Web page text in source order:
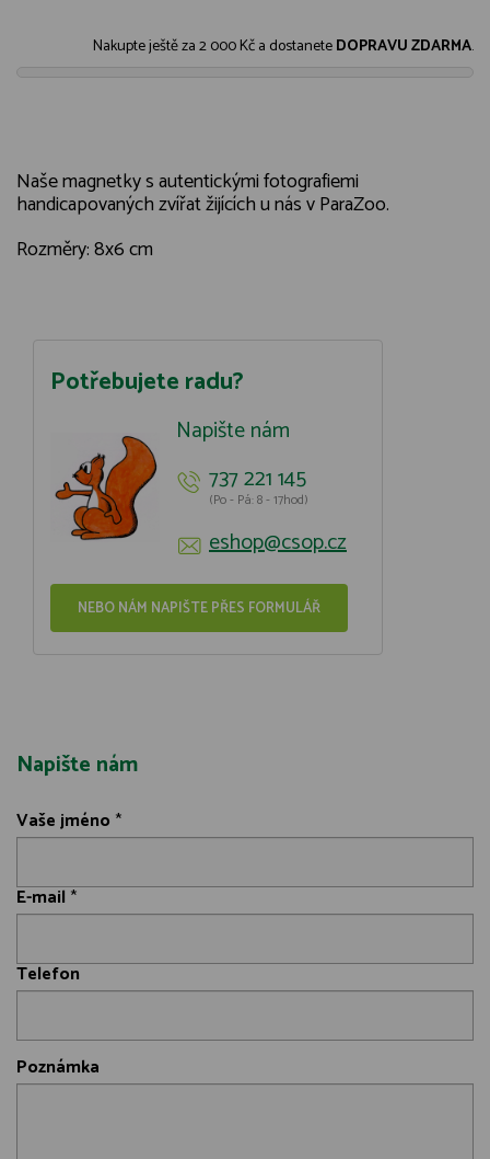
Nakupte ještě za2 000 Kča dostaneteDOPRAVU ZDARMA.
Naše magnetky s autentickými fotografiemi
handicapovaných zvířat žijících u nás v ParaZoo.
Rozměry: 8x6 cm
Potřebujete radu?
Napište nám
737 221 145
(Po - Pá: 8 - 17hod)
eshop@csop.cz
NEBO NÁM NAPIŠTE PŘES FORMULÁŘ
Napište nám
Vaše jméno *
E-mail *
Telefon
Poznámka